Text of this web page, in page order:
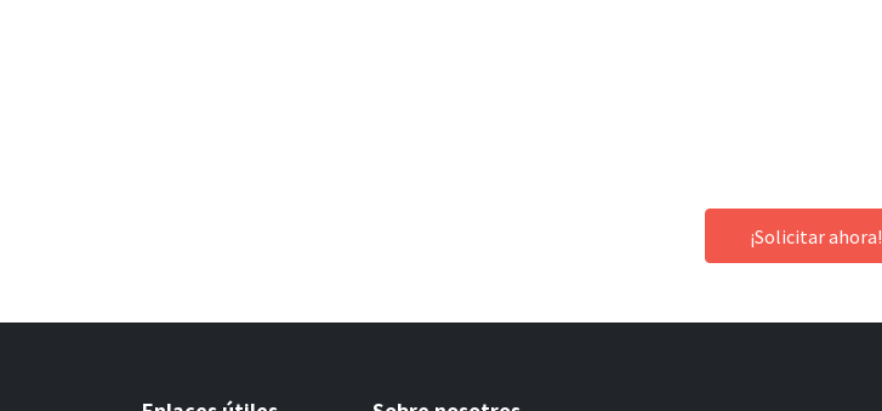
¡Solicitar ahora!